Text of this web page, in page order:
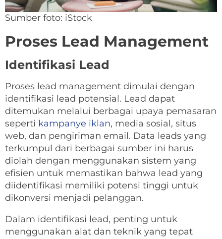
Sumber foto: iStock
Proses Lead Management
Identifikasi Lead
Proses lead management dimulai dengan
identifikasi lead potensial. Lead dapat
ditemukan melalui berbagai upaya pemasaran
seperti kampanye iklan, media sosial, situs
web, dan pengiriman email. Data leads yang
terkumpul dari berbagai sumber ini harus
diolah dengan menggunakan sistem yang
efisien untuk memastikan bahwa lead yang
diidentifikasi memiliki potensi tinggi untuk
dikonversi menjadi pelanggan.
Dalam identifikasi lead, penting untuk
menggunakan alat dan teknik yang tepat